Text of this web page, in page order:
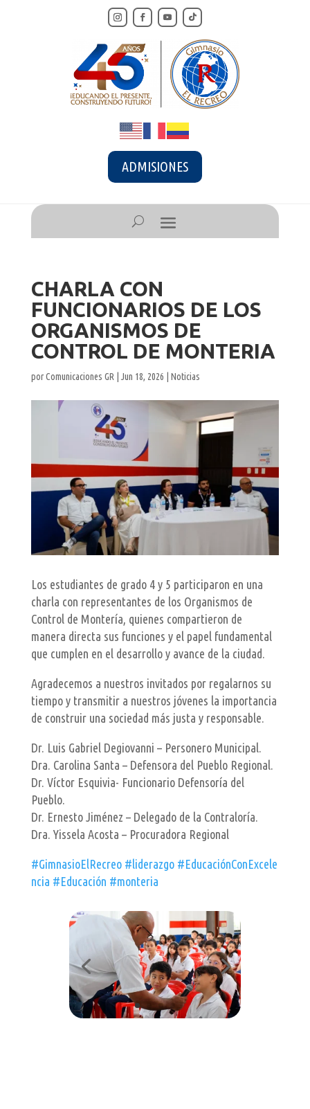
ADMISIONES
CHARLA CON
FUNCIONARIOS DE LOS
ORGANISMOS DE
CONTROL DE MONTERIA
porComunicaciones GR| Jun 18, 2026 Noticias
Los estudiantes de grado 4 y 5 participaron en una
charla con representantes de los Organismos de
Control de Montería, quienes compartieron de
manera directa sus funciones y el papel fundamental
que cumplen en el desarrollo y avance de la ciudad.
Agradecemos a nuestros invitados por regalarnos su
tiempo y transmitir a nuestros jóvenes la importancia
de construir una sociedad más justa y responsable.
Dr. Luis Gabriel Degiovanni – Personero Municipal.
Dra. Carolina Santa – Defensora del Pueblo Regional.
Dr. Víctor Esquivia- Funcionario Defensoría del
Pueblo.
Dr. Ernesto Jiménez – Delegado de la Contraloría.
Dra. Yissela Acosta – Procuradora Regional
#GimnasioElRecreo #liderazgo #EducaciónConExcele
ncia #Educación #monteria